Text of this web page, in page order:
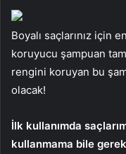
Boyalı saçlarınız için
koruyucu şampuan
rengini koruyan bu
olacak!
İlk kullanımda
kullanmama bile